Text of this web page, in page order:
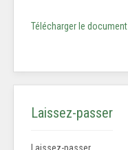
Télécharger le document
Laissez-passer